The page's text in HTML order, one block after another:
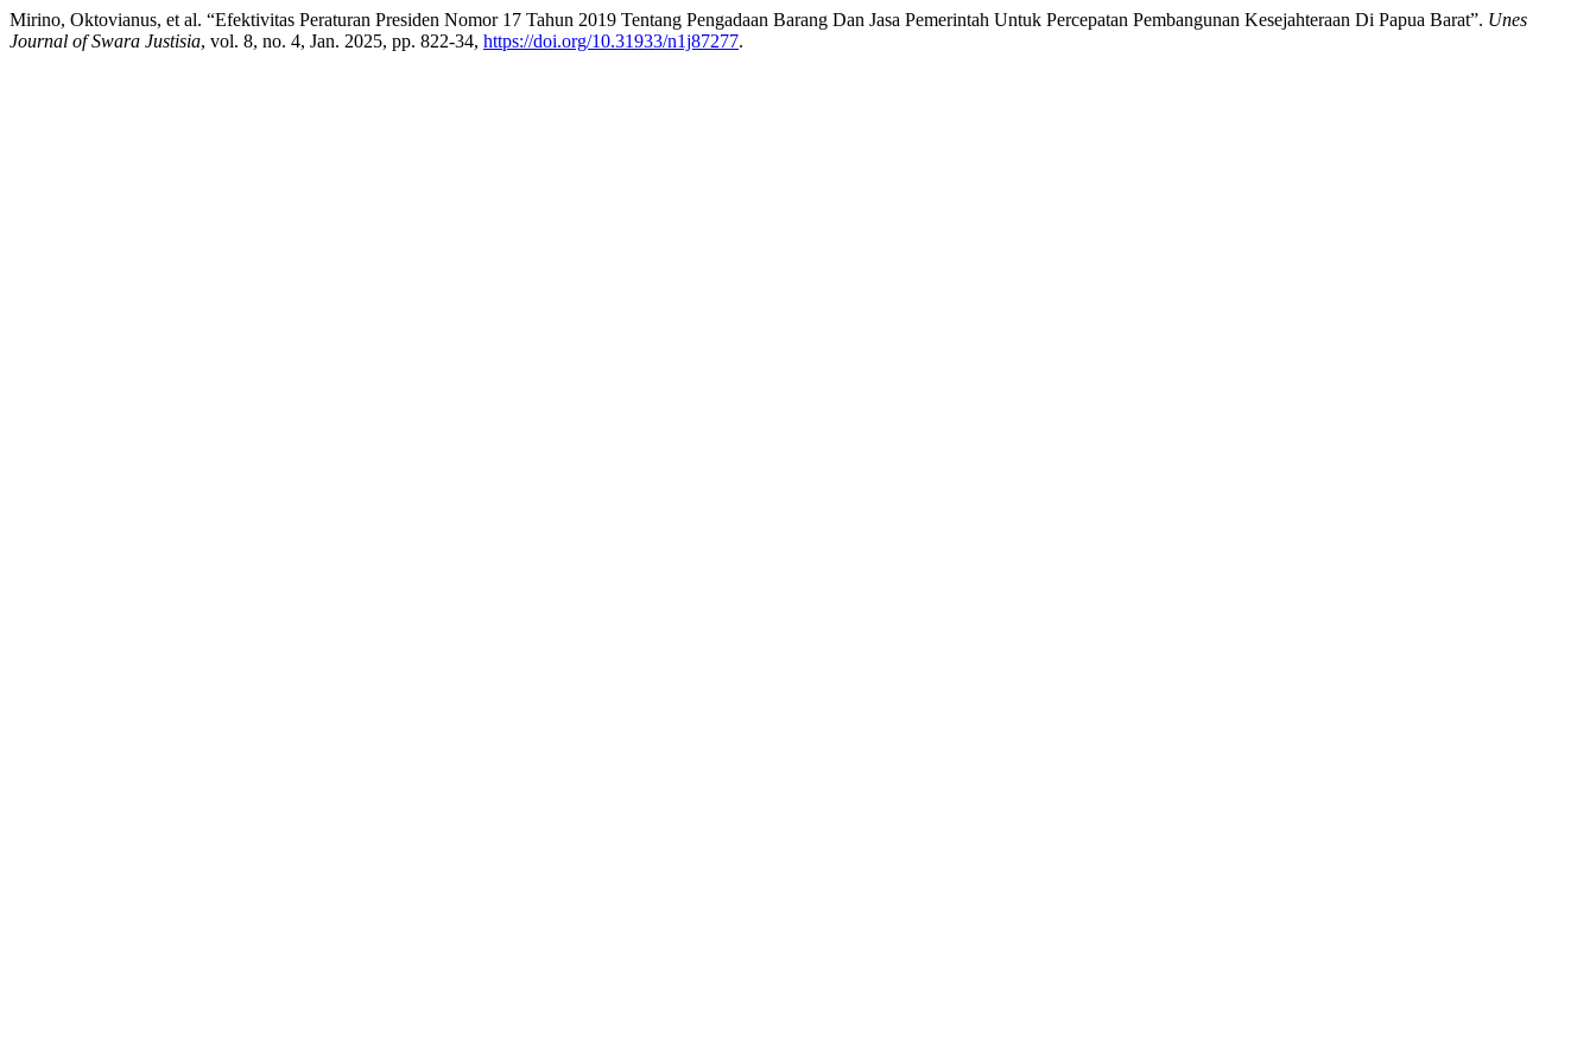
Mirino, Oktovianus, et al. “Efektivitas Peraturan Presiden Nomor 17 Tahun 2019 Tentang Pengadaan Barang Dan Jasa Pemerintah Untuk Percepatan Pembangunan Kesejahteraan Di Papua Barat”. Unes
Journal of Swara Justisia, vol. 8, no. 4, Jan. 2025, pp. 822-34, https://doi.org/10.31933/n1j87277.